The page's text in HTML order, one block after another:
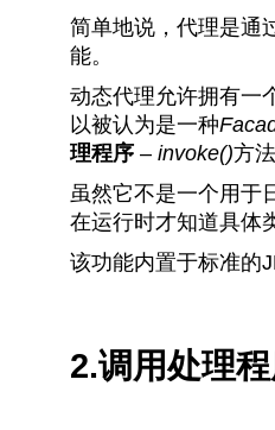
简单地说，代理是通
能。
动态代理允许拥有一
以被认为是一种
理程序– invoke()方法
虽然它不是一个用于
在运行时才知道具体
该功能内置于标准的
2.调用处理